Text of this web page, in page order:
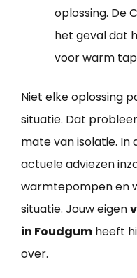
oplossing. De
het geval dat
voor warm
Niet elke oplossing
situatie. Dat
mate van isolatie. In
actuele adviezen
warmtepompen en
situatie. Jouw eigen
in Foudgum heeft
over.